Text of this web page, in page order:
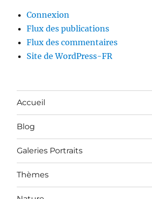
Connexion
Flux des publications
Flux des commentaires
Site de WordPress-FR
Accueil
Blog
Galeries Portraits
Thèmes